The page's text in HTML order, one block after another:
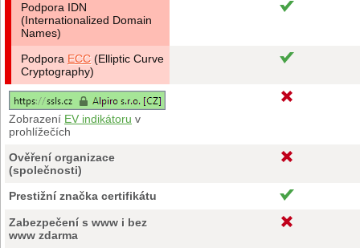
Podpora IDN
(Internationalized Domain
Names)
Podpora ECC (Elliptic Curve
Cryptography)
Zobrazení EV indikátoru v
prohlížečích
Ověření organizace
(společnosti)
Prestižní značka certifikátu
Zabezpečení s www i bez
www zdarma